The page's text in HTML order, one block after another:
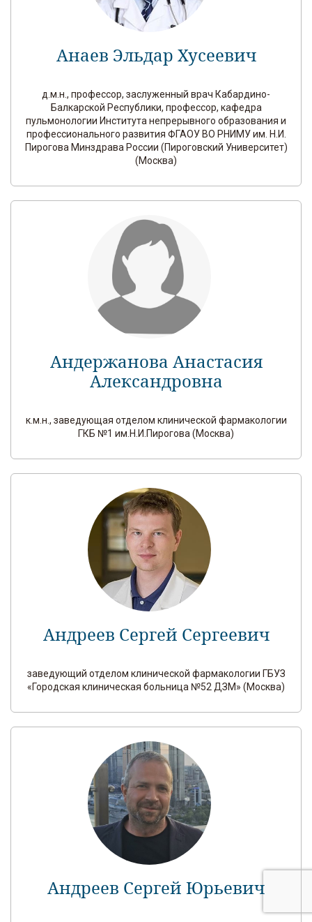
Анаев Эльдар Хусеевич
д.м.н., профессор, заслуженный врач Кабардино-
Балкарской Республики, профессор, кафедра
пульмонологии Института непрерывного образования и
профессионального развития ФГАОУ ВО РНИМУ им. Н.И.
Пирогова Минздрава России (Пироговский Университет)
(Москва)
Андержанова Анастасия
Александровна
к.м.н., заведующая отделом клинической фармакологии
ГКБ №1 им.Н.И.Пирогова (Москва)
Андреев Сергей Сергеевич
заведующий отделом клинической фармакологии ГБУЗ
«Городская клиническая больница №52 ДЗМ» (Москва)
Андреев Сергей Юрьевич